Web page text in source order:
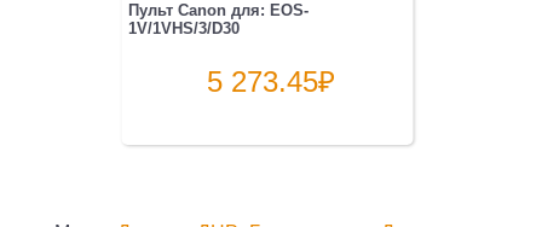
Пульт Canon для: EOS-
1V/1VHS/3/D30
5 273.45₽